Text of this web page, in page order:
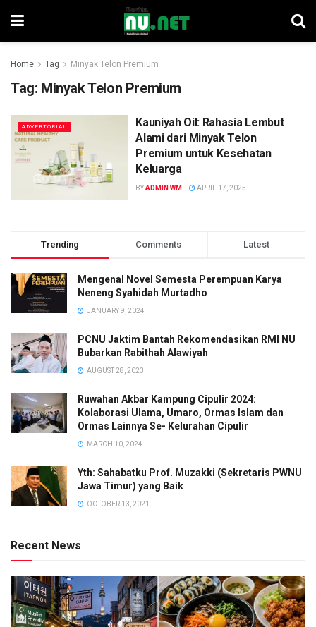
Home Tag Minyak Telon Premium
Tag: Minyak Telon Premium
ADVERTORIAL
Kauniyah Oil: Rahasia Lembut
Alami dari Minyak Telon
Premium untuk Kesehatan
Keluarga
BYADMIN WM APRIL 17, 2025
Trending Comments Latest
Mengenal Novel Semesta Perempuan Karya
Neneng Syahidah Murtadho
JANUARY 9, 2024
PCNU Jaktim Bantah Rekomendasikan RMI NU
Bubarkan Rabithah Alawiyah
AUGUST 28, 2023
Ruwahan Akbar Kampung Cipulir 2024:
Kolaborasi Ulama, Umaro, Ormas Islam dan
Ormas Lainnya Se- Kelurahan Cipulir
MARCH 10, 2024
Yth: Sahabatku Prof. Muzakki (Sekretaris PWNU
Jawa Timur) yang Baik
OCTOBER 13, 2021
Recent News